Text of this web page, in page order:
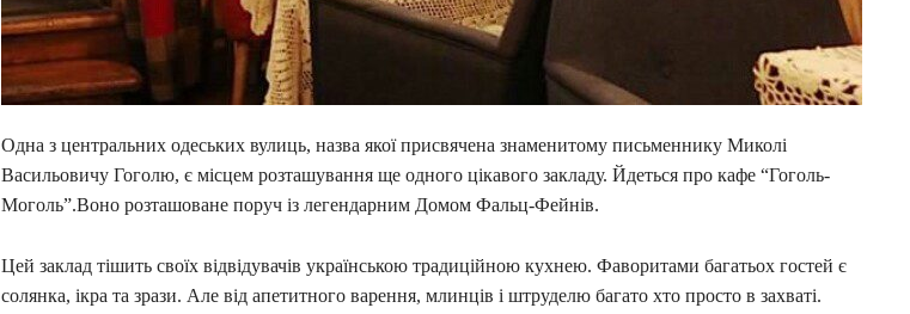
Одна з центральних одеських вулиць, назва якої присвячена знаменитому письменнику Миколі
Васильовичу Гоголю, є місцем розташування ще одного цікавого закладу. Йдеться про кафе “Гоголь-
Моголь”.Воно розташоване поруч із легендарним Домом Фальц-Фейнів.
Цей заклад тішить своїх відвідувачів українською традиційною кухнею. Фаворитами багатьох гостей є
солянка, ікра та зрази. Але від апетитного варення, млинців і штруделю багато хто просто в захваті.